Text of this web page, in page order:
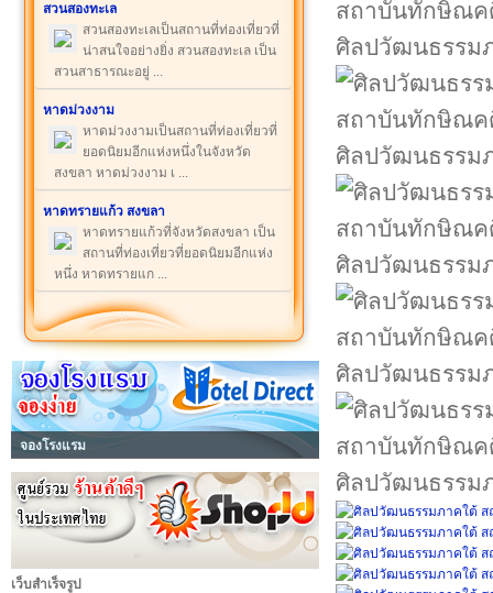
สวนสองทะเล
สวนสองทะเลเป็นสถานที่ท่องเที่ยวที่
น่าสนใจอย่างยิ่ง สวนสองทะเล เป็น
สวนสาธารณะอยู่ ...
หาดม่วงงาม
หาดม่วงงามเป็นสถานที่ท่องเที่ยวที่
ยอดนิยมอีกแห่งหนึ่งในจังหวัด
สงขลา หาดม่วงงาม เ ...
หาดทรายแก้ว สงขลา
หาดทรายแก้วที่จังหวัดสงขลา เป็น
สถานที่ท่องเที่ยวที่ยอดนิยมอีกแห่ง
หนึ่ง หาดทรายแก ...
จองโรงแรม
เว็บสำเร็จรูป
ศิลปวัฒนธรรม
ศิลปวัฒนธรรม
ศิลปวัฒนธรรม
ศิลปวัฒนธรรม
ศิลปวัฒนธรรม